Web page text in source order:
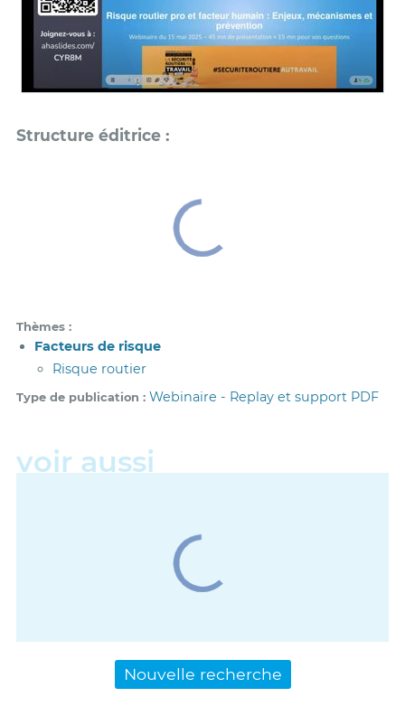
Thèmes
Facteurs de risque
Risque routier
Type de publication Webinaire - Replay et support PDF
Nouvelle recherche